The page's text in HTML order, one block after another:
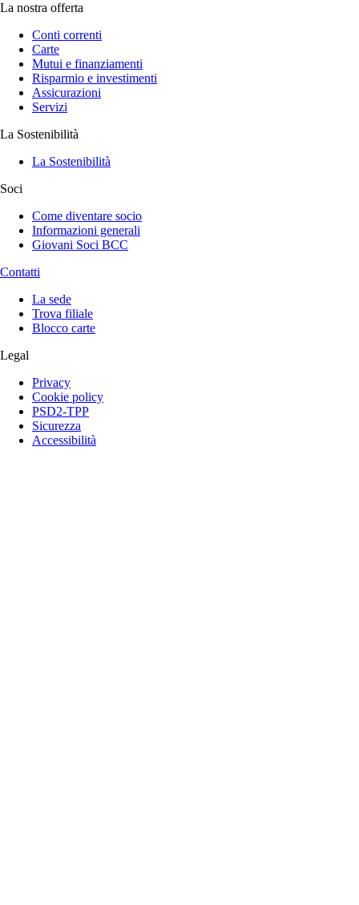
La nostra offerta
Conti correnti
Carte
Mutui e finanziamenti
Risparmio e investimenti
Assicurazioni
Servizi
La Sostenibilità
La Sostenibilità
Soci
Come diventare socio
Informazioni generali
Giovani Soci BCC
Contatti
La sede
Trova filiale
Blocco carte
Legal
Privacy
Cookie policy
PSD2-TPP
Sicurezza
Accessibilità